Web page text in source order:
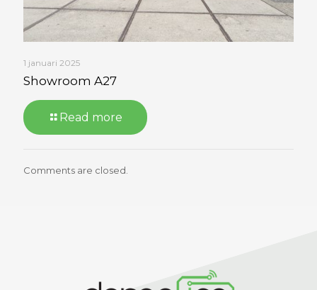
1 januari 2025
Showroom A27
Read more
Comments are closed.